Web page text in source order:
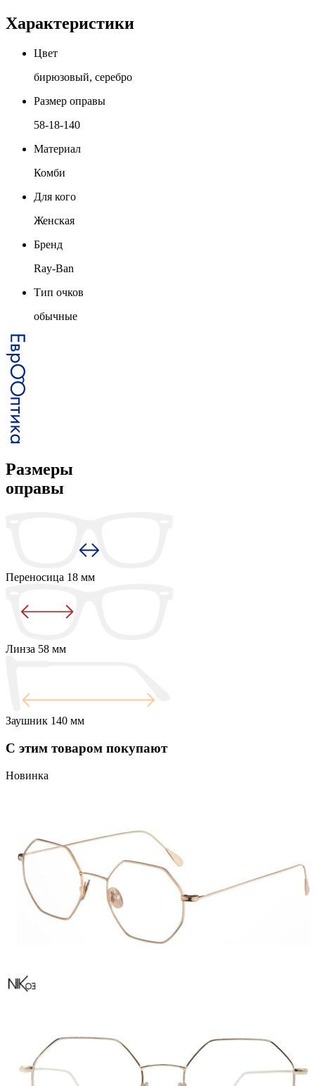
Характеристики
Цвет
бирюзовый, серебро
Размер оправы
58-18-140
Материал
Комби
Для кого
Женская
Бренд
Ray-Ban
Тип очков
обычные
Размеры
оправы
Переносица 18 мм
Линза 58 мм
Заушник 140 мм
С этим товаром покупают
Новинка